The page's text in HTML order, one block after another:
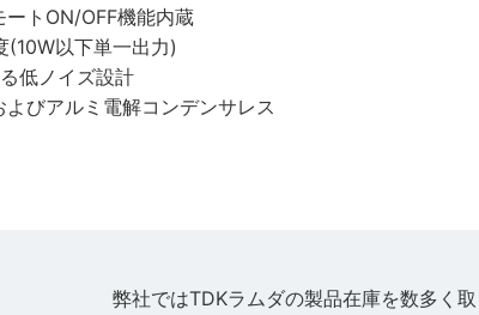
ートON/OFF機能内蔵
(10W以下単一出力)
低ノイズ設計
よびアルミ電解コンデンサレス
弊社ではTDKラムダの製品在庫を数多く